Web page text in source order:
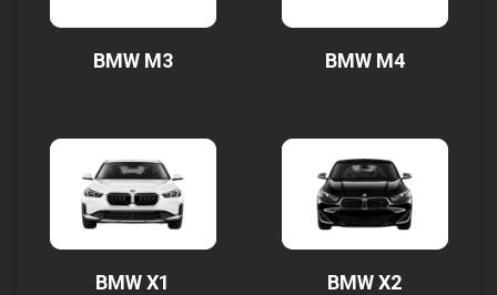
BMW M3 BMW M4
BMW X1 BMW X2